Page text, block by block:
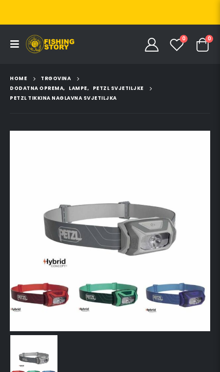
0 0
HOME
TRGOVINA
DODATNA OPREMA, LAMPE, PETZL SVJETILJKE
PETZL TIKKINA NAGLAVNA SVJETILJKA